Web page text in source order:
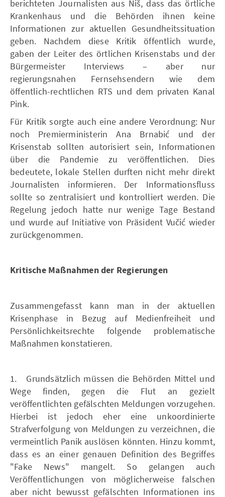
berichteten Journalisten aus Niš, dass das örtliche
Krankenhaus und die Behörden ihnen keine
Informationen zur aktuellen Gesundheitssituation
geben. Nachdem diese Kritik öffentlich wurde,
gaben der Leiter des örtlichen Krisenstabs und der
Bürgermeister Interviews – aber nur
regierungsnahen Fernsehsendern wie dem
öffentlich-rechtlichen RTS und dem privaten Kanal
Pink.
Für Kritik sorgte auch eine andere Verordnung: Nur
noch Premierministerin Ana Brnabić und der
Krisenstab sollten autorisiert sein, Informationen
über die Pandemie zu veröffentlichen. Dies
bedeutete, lokale Stellen durften nicht mehr direkt
Journalisten informieren. Der Informationsfluss
sollte so zentralisiert und kontrolliert werden. Die
Regelung jedoch hatte nur wenige Tage Bestand
und wurde auf Initiative von Präsident Vučić wieder
zurückgenommen.
Kritische Maßnahmen der Regierungen
Zusammengefasst kann man in der aktuellen
Krisenphase in Bezug auf Medienfreiheit und
Persönlichkeitsrechte folgende problematische
Maßnahmen konstatieren.
1. Grundsätzlich müssen die Behörden Mittel und
Wege finden, gegen die Flut an gezielt
veröffentlichten gefälschten Meldungen vorzugehen.
Hierbei ist jedoch eher eine unkoordinierte
Strafverfolgung von Meldungen zu verzeichnen, die
vermeintlich Panik auslösen könnten. Hinzu kommt,
dass es an einer genauen Definition des Begriffes
"Fake News" mangelt. So gelangen auch
Veröffentlichungen von möglicherweise falschen
aber nicht bewusst gefälschten Informationen ins